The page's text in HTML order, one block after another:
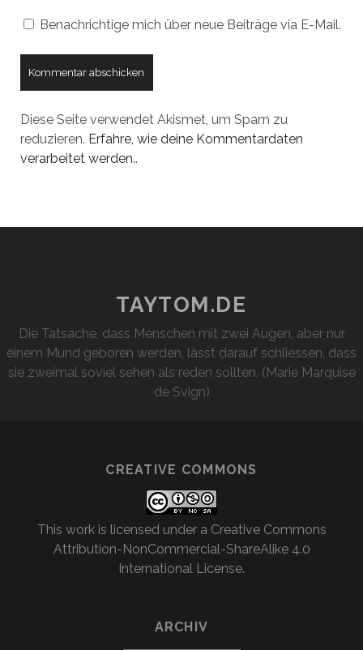
Benachrichtige mich über neue Beiträge via E-Mail.
Diese Seite verwendet Akismet, um Spam zu
reduzieren. Erfahre, wie deine Kommentardaten
verarbeitet werden..
TAYTOM.DE
Die Tatsache, dass Menschen mit zwei Augen, aber nur
einem Mund geboren werden, lässt darauf schliessen, dass
sie zweimal soviel sehen als reden sollten. (Marie Marquise
de Svign)
CREATIVE COMMONS
This work is licensed under a Creative Commons
Attribution-NonCommercial-ShareAlike 4.0
International License.
ARCHIV